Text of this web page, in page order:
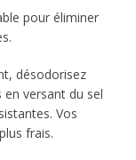
pour éliminer
désodorisez
versant du sel
Vos
frais.